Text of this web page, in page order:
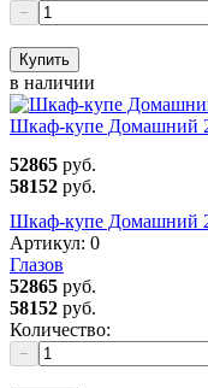
−
Купить
в наличии
Шкаф-купе Домашний
52865 руб.
58152 руб.
Шкаф-купе Домашний
Артикул: 0
Глазов
52865 руб.
58152 руб.
Количество:
−